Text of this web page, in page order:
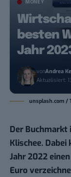
MONEY
besten
Jahr
vonAndrea
Aktualisiert:
unsplash.com /
Der Buchmarkt
Klischee.
Jahr 2022
Euro